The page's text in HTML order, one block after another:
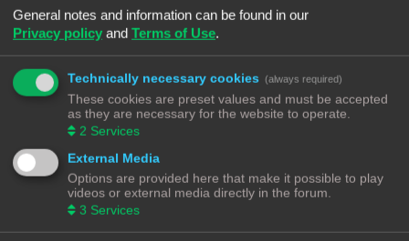
heeft hier dus in geen geval iets mee te maken.
Omhoog
Hoe kan ik berichten aan een moderator melden?
Als de beheerder het toelaat, kun je op de hiervoor dienende knop klikken bij
het bericht. Als je hierop geklikt hebt, moet je een paar verplichte stappen
volgen om de melding te versturen.
Waarvoor dient de "Opslaan"-knop bij het plaatsen van een bericht?
Hiermee kun je berichten opslaan om ze dan later af te werken en te plaatsen.
Een opgeslagen bericht kun je, via de bijhorende optie, in het
General notes and information can be found in our
Privacy policy and Terms of Use.
Technically necessary cookies (always required)
These cookies are preset values and must be accepted
as they are necessary for the website to operate.
2 Services
External Media
Options are provided here that make it possible to play
videos or external media directly in the forum.
3 Services